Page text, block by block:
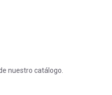
nuestro catálogo.